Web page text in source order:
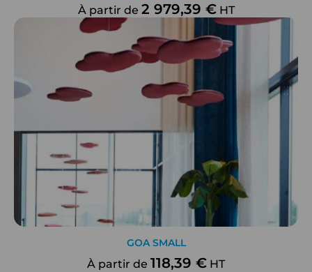
À partir de 2 979,39 €HT
GOA SMALL
À partir de 118,39 € HT